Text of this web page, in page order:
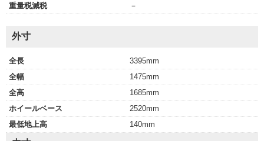
重量税減税
－
外寸
全長
3395mm
全幅
1475mm
全高
1685mm
ホイールベース
2520mm
最低地上高
140mm